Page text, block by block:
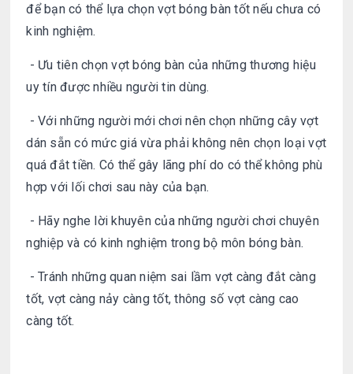
để bạn có thể lựa chọn vợt bóng bàn tốt nếu chưa có
kinh nghiệm.
- Ưu tiên chọn vợt bóng bàn của những thương hiệu
uy tín được nhiều người tin dùng.
- Với những người mới chơi nên chọn những cây vợt
dán sẵn có mức giá vừa phải không nên chọn loại vợt
quá đắt tiền. Có thể gây lãng phí do có thể không phù
hợp với lối chơi sau này của bạn.
- Hãy nghe lời khuyên của những người chơi chuyên
nghiệp và có kinh nghiệm trong bộ môn bóng bàn.
- Tránh những quan niệm sai lầm vợt càng đắt càng
tốt, vợt càng nảy càng tốt, thông số vợt càng cao
càng tốt.